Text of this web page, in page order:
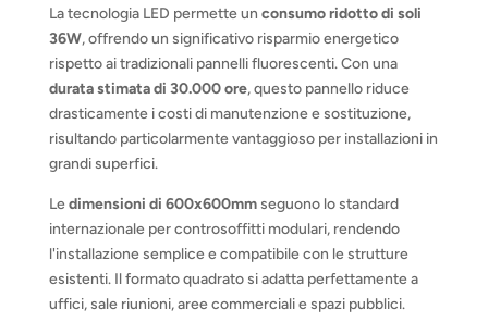
La tecnologia LED permette un consumo ridotto di soli
36W, offrendo un significativo risparmio energetico
rispetto ai tradizionali pannelli fluorescenti. Con una
durata stimata di 30.000 ore, questo pannello riduce
drasticamente i costi di manutenzione e sostituzione,
risultando particolarmente vantaggioso per installazioni in
grandi superfici.
Ledimensioni di 600x600mmseguono lo standard
internazionale per controsoffitti modulari, rendendo
l'installazione semplice e compatibile con le strutture
esistenti. Il formato quadrato si adatta perfettamente a
uffici, sale riunioni, aree commerciali e spazi pubblici.